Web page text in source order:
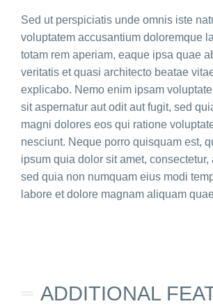
Sed ut perspiciatis unde omnis iste
voluptatem accusantium doloremque
totam rem aperiam, eaque ipsa quae
veritatis et quasi architecto beatae
explicabo. Nemo enim ipsam
sit aspernatur aut odit aut fugit, sed
magni dolores eos qui ratione
nesciunt. Neque porro quisquam est,
ipsum quia dolor sit amet,
sed quia non numquam eius modi
labore et dolore magnam aliquam
ADDITIONAL